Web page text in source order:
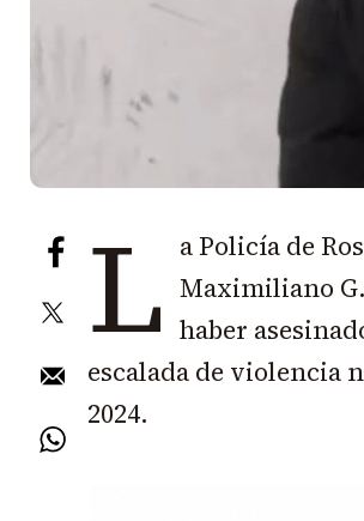
L a Policía de
Maximiliano
haber
escalada de violencia
2024.